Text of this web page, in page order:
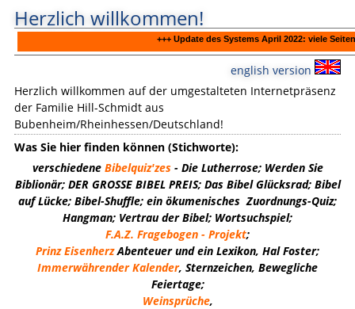
Herzlich willkommen!
+++ Update des Systems April 2022: viele Seiten
english version
Herzlich willkommen auf der umgestalteten Internetpräsenz
der Familie Hill-Schmidt aus
Bubenheim/Rheinhessen/Deutschland!
Was Sie hier finden können (Stichworte):
verschiedene Bibelquiz'zes- Die Lutherrose; Werden Sie
Biblionär; DER GROSSE BIBEL PREIS; Das Bibel Glücksrad; Bibel
auf Lücke; Bibel-Shuffle; ein ökumenisches Zuordnungs-Quiz;
Hangman; Vertrau der Bibel; Wortsuchspiel;
F.A.Z. Fragebogen - Projekt;
Prinz EisenherzAbenteuer und ein Lexikon, Hal Foster;
Immerwährender Kalender, Sternzeichen, Bewegliche
Feiertage;
Weinsprüche,